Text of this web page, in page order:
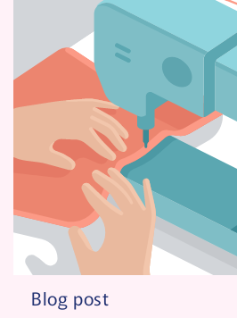
Blog post